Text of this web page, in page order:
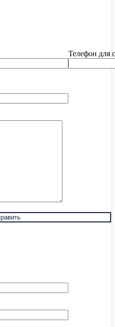
Телефон для